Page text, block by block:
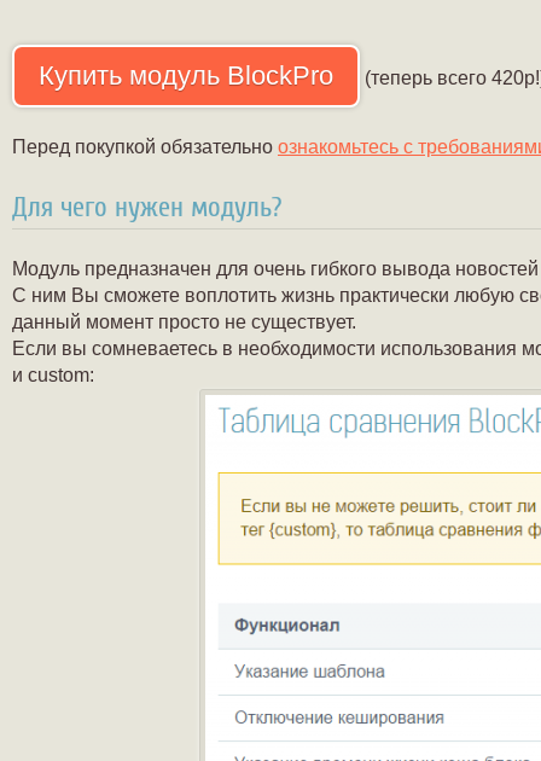
Купить модуль BlockPro (теперь всего
Перед покупкой обязательно ознакомьтесь с
Для чего нужен модуль?
Модуль предназначен для очень гибкого вывода
С ним Вы сможете воплотить жизнь практически любую
данный момент просто не существует.
Если вы сомневаетесь в необходимости использования
и custom: